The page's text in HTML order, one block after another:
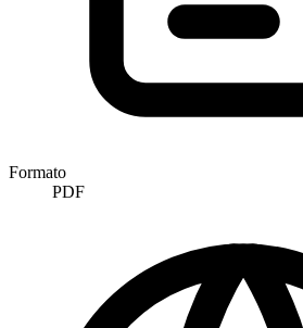
Formato
PDF